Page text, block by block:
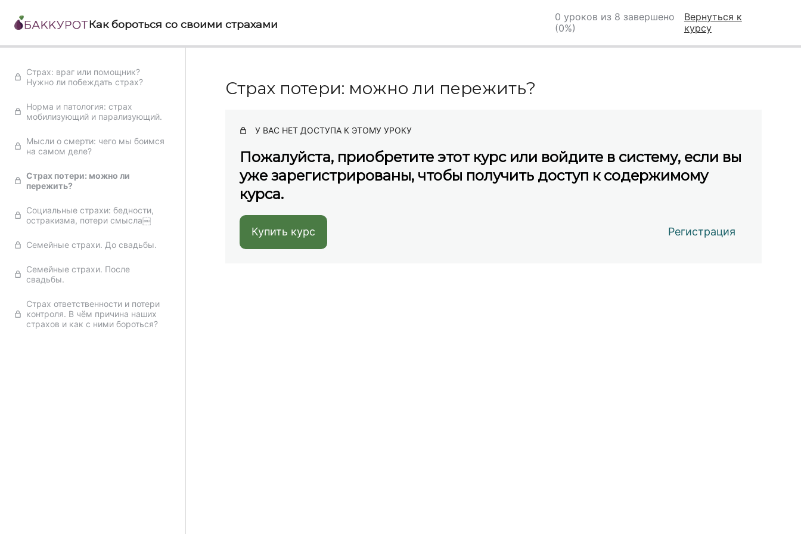
Как бороться со своими страхами
0 уроков из 8 завершено
(0%)
Вернуться к
курсу
Страх: враг или помощник?
Нужно ли побеждать страх?
Норма и патология: страх
мобилизующий и парализующий.
Мысли о смерти: чего мы боимся
на самом деле?
Страх потери: можно ли
пережить?
Социальные страхи: бедности,
остракизма, потери смысла￼
Семейные страхи. До свадьбы.
Семейные страхи. После
свадьбы.
Страх ответственности и потери
контроля. В чём причина наших
страхов и как с ними бороться?
Страх потери: можно ли пережить?
У ВАС НЕТ ДОСТУПА К ЭТОМУ УРОКУ
Пожалуйста, приобретите этот курс или войдите в систему, если вы
уже зарегистрированы, чтобы получить доступ к содержимому
курса.
Купить курс Регистрация